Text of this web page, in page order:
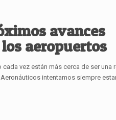
avances
aeropuertos
vez están más cerca de ser una
intentamos siempre